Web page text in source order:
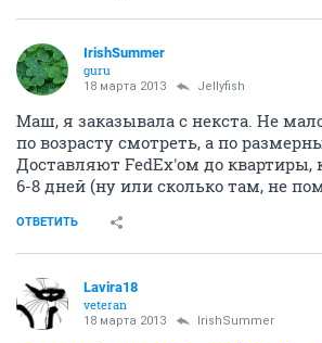
IrishSummer
guru
18 марта 2013 Jellyfish
Маш, я заказывала с некста. Не
по возрасту смотреть, а по
Доставляют FedEx'ом до квартиры,
6-8 дней (ну или сколько там, не
ОТВЕТИТЬ
Lavira18
veteran
18 марта 2013 IrishSummer